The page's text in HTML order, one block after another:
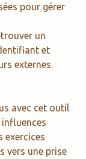
pour gérer
un
et
externes.
avec cet outil
exercices
vers une prise